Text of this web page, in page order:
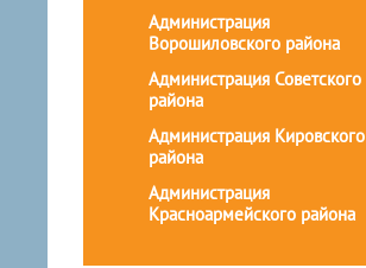
Администрация
Ворошиловского района
Администрация Советского
района
Администрация Кировского
района
Администрация
Красноармейского района